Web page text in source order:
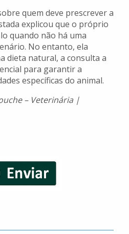
quem deve prescrever a
explicou que o próprio
quando não há uma
No entanto, ela
dieta natural, a consulta a
para garantir a
específicas do animal.
– Veterinária |